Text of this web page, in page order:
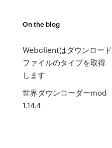
On the blog
Webclientはダウンロード
ファイルのタイプを取得
します
世界ダウンローダーmod
1.14.4